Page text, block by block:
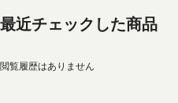
最近チェックした商品
閲覧履歴はありません